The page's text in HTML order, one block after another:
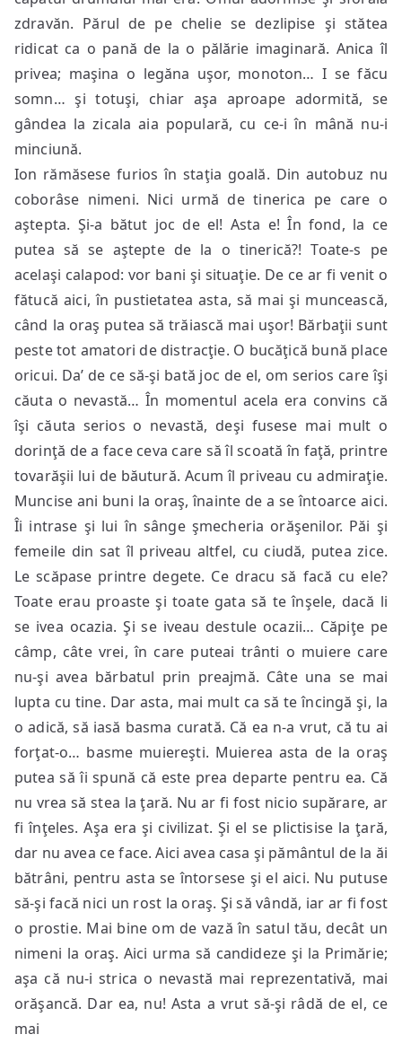
zdravăn. Părul de pe chelie se dezlipise şi stătea
ridicat ca o pană de la o pălărie imaginară. Anica îl
privea; maşina o legăna uşor, monoton… I se făcu
somn… şi totuşi, chiar aşa aproape adormită, se
gândea la zicala aia populară, cu ce-i în mână nu-i
minciună.
Ion rămăsese furios în staţia goală. Din autobuz nu
coborâse nimeni. Nici urmă de tinerica pe care o
aştepta. Şi-a bătut joc de el! Asta e! În fond, la ce
putea să se aştepte de la o tinerică?! Toate-s pe
acelaşi calapod: vor bani şi situaţie. De ce ar fi venit o
fătucă aici, în pustietatea asta, să mai şi muncească,
când la oraş putea să trăiască mai uşor! Bărbaţii sunt
peste tot amatori de distracţie. O bucăţică bună place
oricui. Da’ de ce să-şi bată joc de el, om serios care îşi
căuta o nevastă… În momentul acela era convins că
îşi căuta serios o nevastă, deşi fusese mai mult o
dorinţă de a face ceva care să îl scoată în faţă, printre
tovarăşii lui de băutură. Acum îl priveau cu admiraţie.
Muncise ani buni la oraş, înainte de a se întoarce aici.
Îi intrase şi lui în sânge şmecheria orăşenilor. Păi şi
femeile din sat îl priveau altfel, cu ciudă, putea zice.
Le scăpase printre degete. Ce dracu să facă cu ele?
Toate erau proaste şi toate gata să te înşele, dacă li
se ivea ocazia. Şi se iveau destule ocazii… Căpiţe pe
câmp, câte vrei, în care puteai trânti o muiere care
nu-şi avea bărbatul prin preajmă. Câte una se mai
lupta cu tine. Dar asta, mai mult ca să te încingă şi, la
o adică, să iasă basma curată. Că ea n-a vrut, că tu ai
forţat-o… basme muiereşti. Muierea asta de la oraş
putea să îi spună că este prea departe pentru ea. Că
nu vrea să stea la ţară. Nu ar fi fost nicio supărare, ar
fi înţeles. Aşa era şi civilizat. Şi el se plictisise la ţară,
dar nu avea ce face. Aici avea casa şi pământul de la ăi
bătrâni, pentru asta se întorsese şi el aici. Nu putuse
să-şi facă nici un rost la oraş. Şi să vândă, iar ar fi fost
o prostie. Mai bine om de vază în satul tău, decât un
nimeni la oraş. Aici urma să candideze şi la Primărie;
aşa că nu-i strica o nevastă mai reprezentativă, mai
orăşancă. Dar ea, nu! Asta a vrut să-şi râdă de el, ce
mai